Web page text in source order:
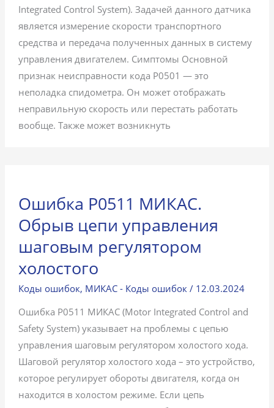
Integrated Control System). Задачей данного датчика
является измерение скорости транспортного
средства и передача полученных данных в систему
управления двигателем. Симптомы Основной
признак неисправности кода P0501 — это
неполадка спидометра. Он может отображать
неправильную скорость или перестать работать
вообще. Также может возникнуть
Ошибка P0511 МИКАС.
Обрыв цепи управления
шаговым регулятором
холостого
Коды ошибок, МИКАС - Коды ошибок / 12.03.2024
Ошибка P0511 МИКАС (Motor Integrated Control and
Safety System) указывает на проблемы с цепью
управления шаговым регулятором холостого хода.
Шаговой регулятор холостого хода – это устройство,
которое регулирует обороты двигателя, когда он
находится в холостом режиме. Если цепь